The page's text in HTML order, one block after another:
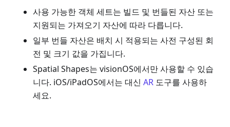
사용 가능한 객체 세트는 빌드 및 번들된 자산 또는
지원되는 가져오기 자산에 따라 다릅니다.
일부 번들 자산은 배치 시 적용되는 사전 구성된 회
전 및 크기 값을 가집니다.
Spatial Shapes는 visionOS에서만 사용할 수 있습
니다. iOS/iPadOS에서는 대신 AR 도구를 사용하
세요.